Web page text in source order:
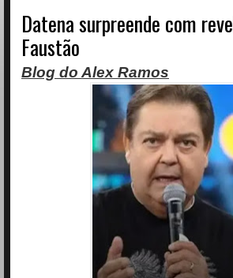
Datena surpreende com
Faustão
Blog do Alex Ramos